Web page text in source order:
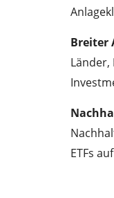
Breiter
Länder,
ETFs